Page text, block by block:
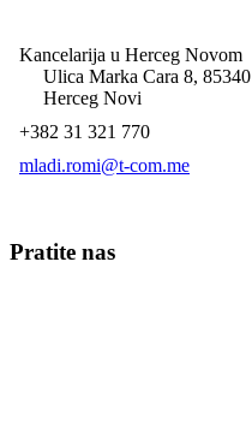
Kancelarija u Herceg Novom
Ulica Marka Cara 8, 85340
Herceg Novi
+382 31 321 770
mladi.romi@t-com.me
Pratite nas